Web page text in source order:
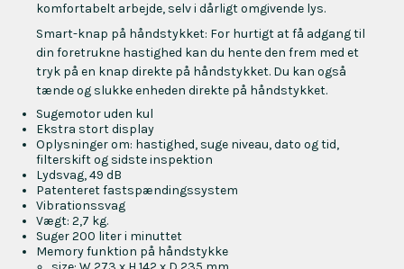
komfortabelt arbejde, selv i dårligt omgivende lys.
Smart-knap på håndstykket: For hurtigt at få adgang til
din foretrukne hastighed kan du hente den frem med et
tryk på en knap direkte på håndstykket. Du kan også
tænde og slukke enheden direkte på håndstykket.
Sugemotor uden kul
Ekstra stort display
Oplysninger om: hastighed, suge niveau, dato og tid,
filterskift og sidste inspektion
Lydsvag, 49 dB
Patenteret fastspændingssystem
Vibrationssvag
Vægt: 2,7 kg.
Suger 200 liter i minuttet
Memory funktion på håndstykke